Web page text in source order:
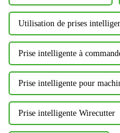
Utilisation de prises
Prise intelligente à
Prise intelligente pour
Prise intelligente Wirecutter